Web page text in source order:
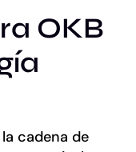
OKB
cadena de